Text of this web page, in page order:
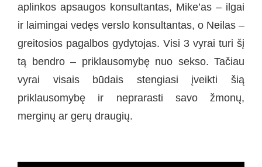
aplinkos apsaugos konsultantas, Mike’as – ilgai
ir laimingai vedęs verslo konsultantas, o Neilas –
greitosios pagalbos gydytojas. Visi 3 vyrai turi šį
tą bendro – priklausomybę nuo sekso. Tačiau
vyrai visais būdais stengiasi įveikti šią
priklausomybę ir neprarasti savo žmonų,
merginų ar gerų draugių.